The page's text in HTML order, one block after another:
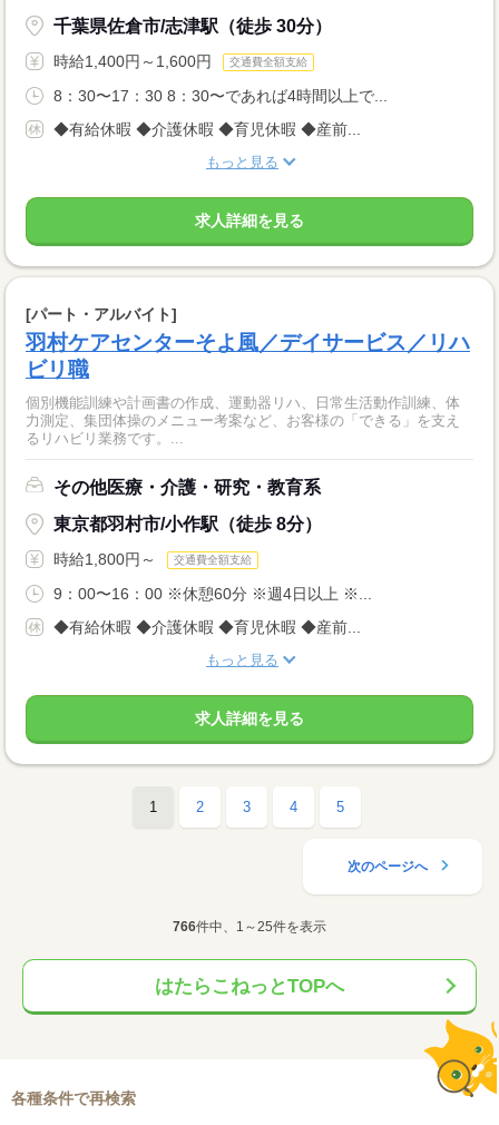
千葉県佐倉市/志津駅（徒歩 30分）
時給1,400円～1,600円 交通費全額支給
8：30〜17：30 8：30〜であれば4時間以上で...
◆有給休暇 ◆介護休暇 ◆育児休暇 ◆産前...
もっと見る
求人詳細を見る
[パート・アルバイト]
羽村ケアセンターそよ風／デイサービス／リハ
ビリ職
個別機能訓練や計画書の作成、運動器リハ、日常生活動作訓練、体
力測定、集団体操のメニュー考案など、お客様の「できる」を支え
るリハビリ業務です。...
その他医療・介護・研究・教育系
東京都羽村市/小作駅（徒歩 8分）
時給1,800円～ 交通費全額支給
9：00〜16：00 ※休憩60分 ※週4日以上 ※...
◆有給休暇 ◆介護休暇 ◆育児休暇 ◆産前...
もっと見る
求人詳細を見る
1 2 3 4 5
次のページへ
766件中、1～25件を表示
はたらこねっとTOPへ
各種条件で再検索